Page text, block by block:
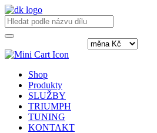
Shop
Produkty
SLUŽBY
TRIUMPH
TUNING
KONTAKT